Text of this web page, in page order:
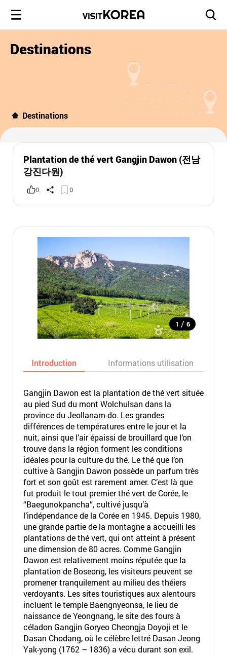
Destinations
Destinations
Plantation de thé vert Gangjin Dawon (전남
강진다원)
0 0
1 / 6
Introduction Informations utilisation
Gangjin Dawon est la plantation de thé vert située
au pied Sud du mont Wolchulsan dans la
province du Jeollanam-do. Les grandes
différences de températures entre le jour et la
nuit, ainsi que l’air épaissi de brouillard que l’on
trouve dans la région forment les conditions
idéales pour la culture du thé. Le thé que l’on
cultive à Gangjin Dawon possède un parfum très
fort et son goût est rarement amer. C’est là que
fut produit le tout premier thé vert de Corée, le
“Baegunokpancha”, cultivé jusqu’à
l’indépendance de la Corée en 1945. Depuis 1980,
une grande partie de la montagne a accueilli les
plantations de thé vert, qui ont atteint à présent
une dimension de 80 acres. Comme Gangjin
Dawon est relativement moins réputée que la
plantation de Boseong, les visiteurs peuvent se
promener tranquilement au milieu des théiers
verdoyants. Les sites touristiques aux alentours
incluent le temple Baengnyeonsa, le lieu de
naissance de Yeongnang, le site des fours à
céladon Gangjin Goryeo Cheongja Doyoji et le
Dasan Chodang, où le célèbre lettré Dasan Jeong
Yak-yong (1762 – 1836) a vécu durant son exil.